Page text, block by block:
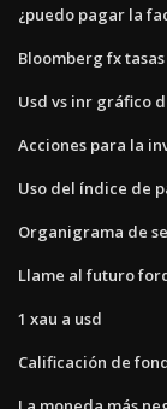
¿puedo pagar la
Bloomberg fx
Usd vs inr gráfico
Acciones para la
Uso del índice de
Organigrama de
Llame al futuro
1 xau a usd
Calificación de